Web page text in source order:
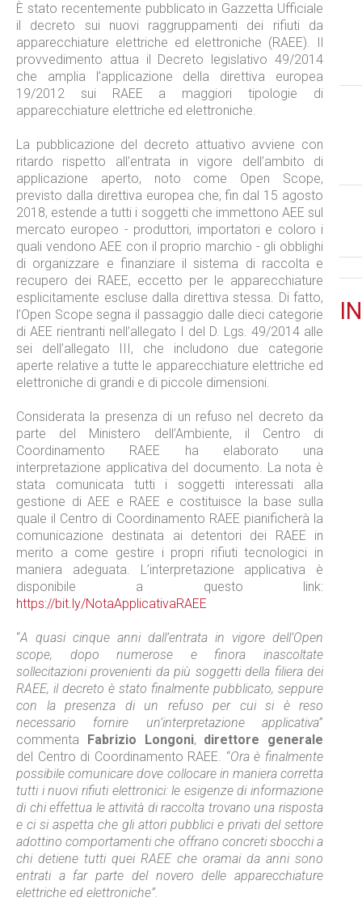
È stato recentemente pubblicato in Gazzetta Ufficiale
il decreto sui nuovi raggruppamenti dei rifiuti da
apparecchiature elettriche ed elettroniche (RAEE). Il
provvedimento attua il Decreto legislativo 49/2014
che amplia l’applicazione della direttiva europea
19/2012 sui RAEE a maggiori tipologie di
apparecchiature elettriche ed elettroniche.
La pubblicazione del decreto attuativo avviene con
ritardo rispetto all’entrata in vigore dell’ambito di
applicazione aperto, noto come Open Scope,
previsto dalla direttiva europea che, fin dal 15 agosto
2018, estende a tutti i soggetti che immettono AEE sul
mercato europeo - produttori, importatori e coloro i
quali vendono AEE con il proprio marchio - gli obblighi
di organizzare e finanziare il sistema di raccolta e
recupero dei RAEE, eccetto per le apparecchiature
esplicitamente escluse dalla direttiva stessa. Di fatto,
l’Open Scope segna il passaggio dalle dieci categorie
di AEE rientranti nell’allegato I del D. Lgs. 49/2014 alle
sei dell’allegato III, che includono due categorie
aperte relative a tutte le apparecchiature elettriche ed
elettroniche di grandi e di piccole dimensioni.
Considerata la presenza di un refuso nel decreto da
parte del Ministero dell’Ambiente, il Centro di
Coordinamento RAEE ha elaborato una
interpretazione applicativa del documento. La nota è
stata comunicata tutti i soggetti interessati alla
gestione di AEE e RAEE e costituisce la base sulla
quale il Centro di Coordinamento RAEE pianificherà la
comunicazione destinata ai detentori dei RAEE in
merito a come gestire i propri rifiuti tecnologici in
maniera adeguata. L’interpretazione applicativa è
disponibile a questo link:
https://bit.ly/NotaApplicativaRAEE
“A quasi cinque anni dall’entrata in vigore dell’Open
scope, dopo numerose e finora inascoltate
sollecitazioni provenienti da più soggetti della filiera dei
RAEE, il decreto è stato finalmente pubblicato, seppure
con la presenza di un refuso per cui si è reso
necessario fornire un’interpretazione applicativa”
commenta
Fabrizio Longoni, direttore generale
del Centro di Coordinamento RAEE. “Ora è finalmente
possibile comunicare dove collocare in maniera corretta
tutti i nuovi rifiuti elettronici: le esigenze di informazione
di chi effettua le attività di raccolta trovano una risposta
e ci si aspetta che gli attori pubblici e privati del settore
adottino comportamenti che offrano concreti sbocchi a
chi detiene tutti quei RAEE che oramai da anni sono
entrati a far parte del novero delle apparecchiature
elettriche ed elettroniche”.
IN